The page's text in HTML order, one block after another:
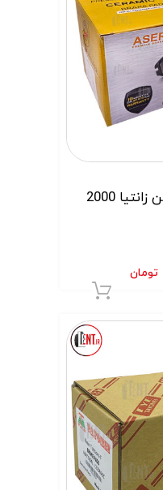
لنت ترمز جلو سیتروئن زانتیا 2000
تومان